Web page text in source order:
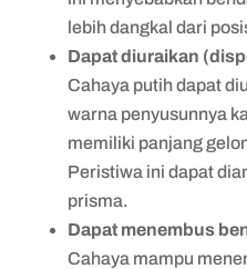
lebih dangkal dari
Dapat diuraikan
Cahaya putih dapat
warna penyusunnya
memiliki panjang
Peristiwa ini dapat
prisma.
Dapat menembus
Cahaya mampu